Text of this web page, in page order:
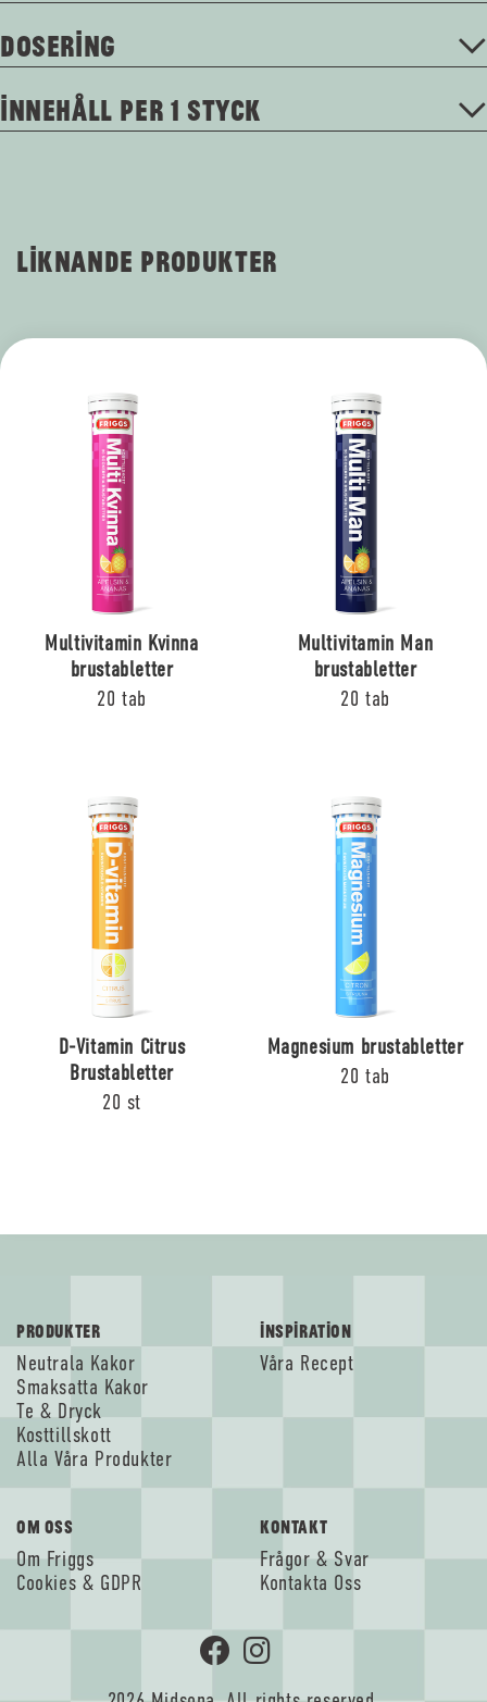
DOSERING
INNEHÅLL PER 1 STYCK
LIKNANDE PRODUKTER
Multivitamin Kvinna
brustabletter
20 tab
Multivitamin Man
brustabletter
20 tab
D-Vitamin Citrus
Brustabletter
20 st
Magnesium brustabletter
20 tab
PRODUKTER
Neutrala Kakor
Smaksatta Kakor
Te & Dryck
Kosttillskott
Alla Våra Produkter
INSPIRATION
Våra Recept
OM OSS
Om Friggs
Cookies & GDPR
KONTAKT
Frågor & Svar
Kontakta Oss